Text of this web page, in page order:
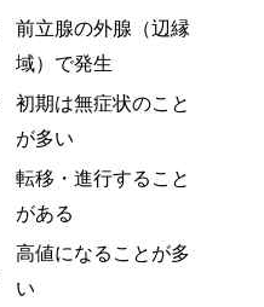
前立腺の外腺（辺縁
域）で発生
初期は無症状のこと
が多い
転移・進行すること
がある
高値になることが多
い